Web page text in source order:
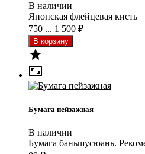
В наличии
Японская флейцевая кисть
750 ... 1 500 ₽


Бумага пейзажная
В наличии
Бумага баньшусюань.